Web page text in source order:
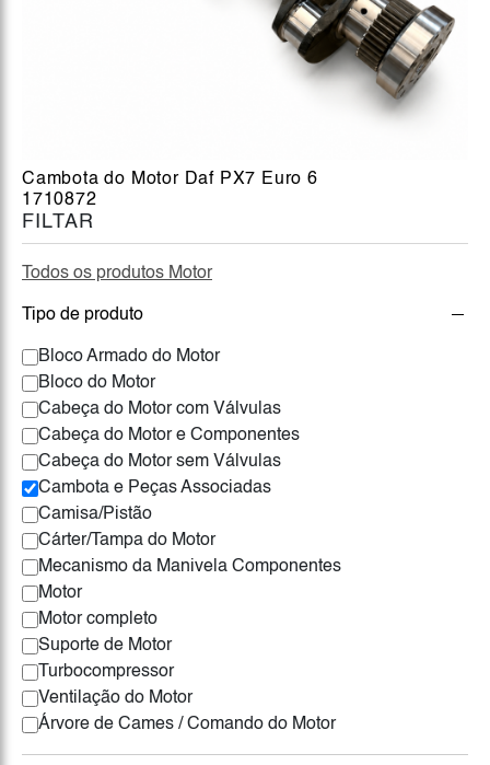
FILTAR
Todos os produtos Motor
Tipo de produto
Bloco Armado do Motor
Bloco do Motor
Cabeça do Motor com Válvulas
Cabeça do Motor e Componentes
Cabeça do Motor sem Válvulas
Cambota e Peças Associadas
Camisa/Pistão
Cárter/Tampa do Motor
Mecanismo da Manivela Componentes
Motor
Motor completo
Suporte de Motor
Turbocompressor
Ventilação do Motor
Árvore de Cames / Comando do Motor
Cambota do Motor Daf PX7 Euro 6
1710872